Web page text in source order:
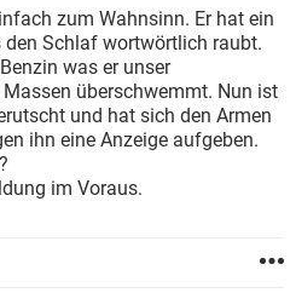
zum Wahnsinn. Er hat ein
Schlaf wortwörtlich raubt.
was er unser
überschwemmt. Nun ist
und hat sich den Armen
ihn eine Anzeige aufgeben.
im Voraus.